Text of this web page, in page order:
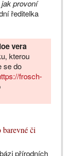
provoní
ředitelka
vera
kterou
se do
frosch-
či
přírodních